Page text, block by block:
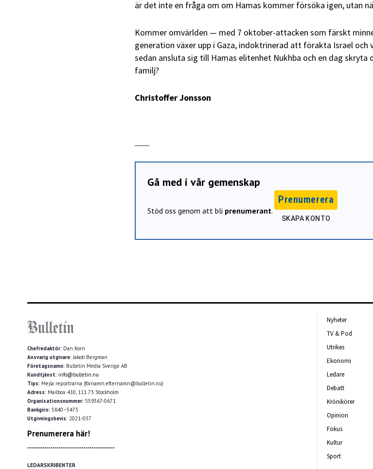
är det inte en fråga om om Hamas kommer försöka igen, utan
Kommer omvärlden — med 7 oktober-attacken som färskt
generation växer upp i Gaza, indoktrinerad att förakta Israel och
sedan ansluta sig till Hamas elitenhet Nukhba och en dag skryta
familj?
Christoffer Jonsson
Gå med i vår gemenskap
Stöd oss genom att bli prenumerant.
Prenumerera
SKAPA KONTO
Chefredaktör: Dan Korn
Ansvarig utgivare: Jakob Bergman
Företagsnamn: Bulletin Media Sverige AB
Kundtjänst: info@bulletin.nu
Tips: Mejla reportrarna (förnamn.efternamn@bulletin.nu)
Adress: Mailbox 410, 111 73 Stockholm
Organisationsnummer: 559367-0671
Bankgiro: 5840–5473
Utgivningsbevis: 2021-037
Prenumerera här!
*********************************************
LEDARSKRIBENTER
Nyheter
TV & Pod
Utrikes
Ekonomi
Ledare
Debatt
Krönikörer
Opinion
Fokus
Kultur
Sport